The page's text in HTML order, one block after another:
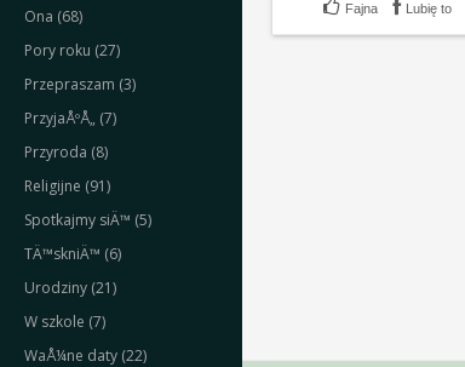
Ona (68)
Pory roku (27)
Przepraszam (3)
PrzyjaÅºÅ„ (7)
Przyroda (8)
Religijne (91)
Spotkajmy siÄ™ (5)
TÄ™skniÄ™ (6)
Urodziny (21)
W szkole (7)
WaÅ¼ne daty (22)
Lubię to